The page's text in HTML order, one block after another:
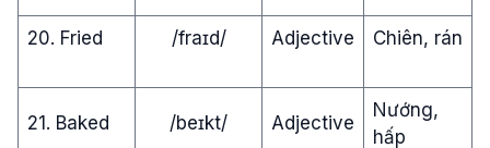
20. Fried /fraɪd/ Adjective Chiên, rán
21. Baked /beɪkt/ Adjective
Nướng,
hấp